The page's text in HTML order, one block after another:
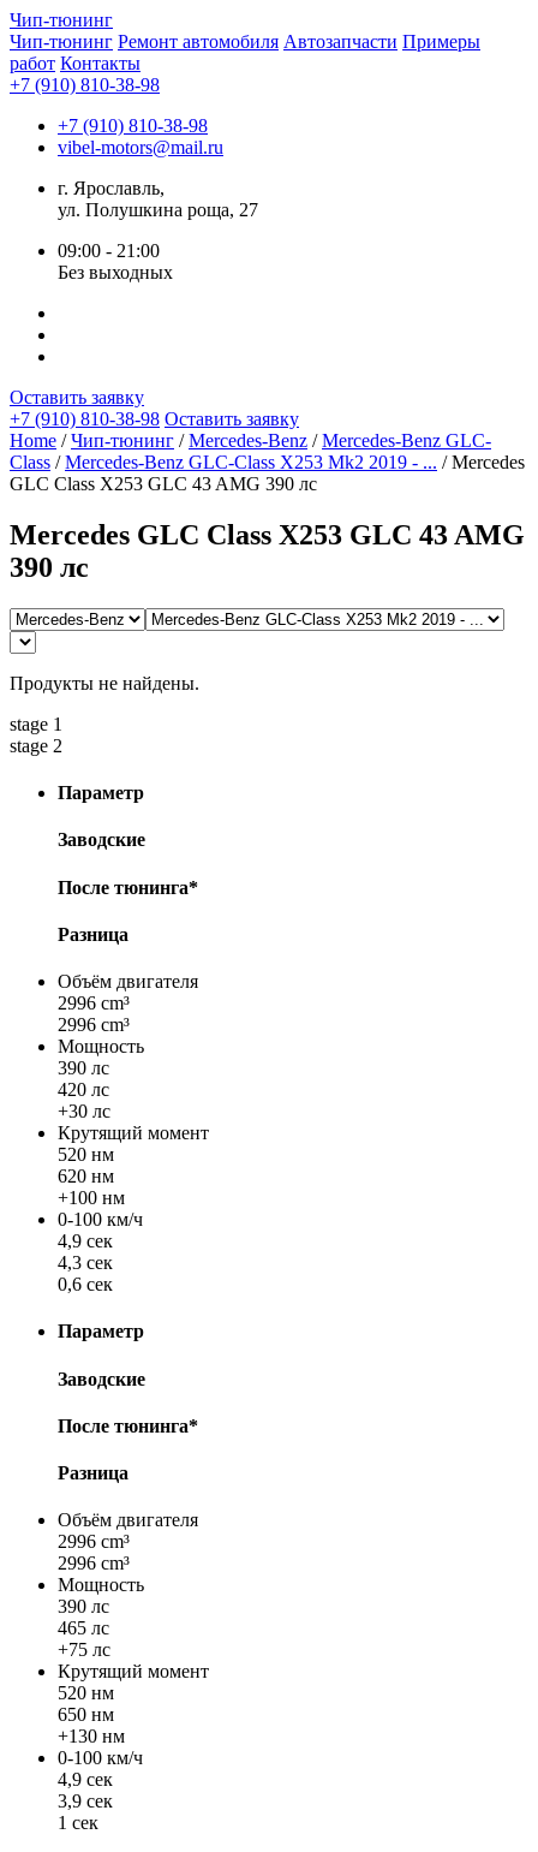
Чип-тюнинг
Чип-тюнинг Ремонт автомобиля Автозапчасти Примеры
работ Контакты
+7 (910) 810-38-98
+7 (910) 810-38-98
vibel-motors@mail.ru
г. Ярославль,
ул. Полушкина роща, 27
09:00 - 21:00
Без выходных
Оставить заявку
+7 (910) 810-38-98 Оставить заявку
Home /Чип-тюнинг /Mercedes-Benz /Mercedes-Benz GLC-
Class /Mercedes-Benz GLC-Class X253 Mk2 2019 - ... / Mercedes
GLC Class X253 GLC 43 AMG 390 лс
Mercedes GLC Class X253 GLC 43 AMG
390 лс
Продукты не найдены.
stage 1
stage 2
Параметр
Заводские
После тюнинга*
Разница
Объём двигателя
2996 cm³
2996 cm³
Мощность
390 лс
420 лс
+30 лс
Крутящий момент
520 нм
620 нм
+100 нм
0-100 км/ч
4,9 сек
4,3 сек
0,6 сек
Параметр
Заводские
После тюнинга*
Разница
Объём двигателя
2996 cm³
2996 cm³
Мощность
390 лс
465 лс
+75 лс
Крутящий момент
520 нм
650 нм
+130 нм
0-100 км/ч
4,9 сек
3,9 сек
1 сек